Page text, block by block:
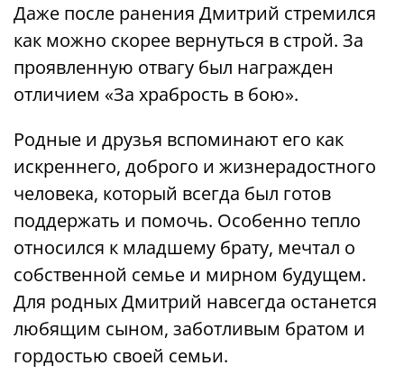
Даже после ранения Дмитрий стремился
как можно скорее вернуться в строй. За
проявленную отвагу был награжден
отличием «За храбрость в бою».
Родные и друзья вспоминают его как
искреннего, доброго и жизнерадостного
человека, который всегда был готов
поддержать и помочь. Особенно тепло
относился к младшему брату, мечтал о
собственной семье и мирном будущем.
Для родных Дмитрий навсегда останется
любящим сыном, заботливым братом и
гордостью своей семьи.